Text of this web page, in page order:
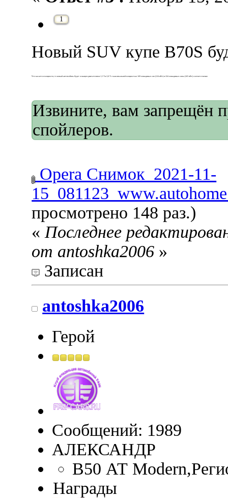
1
Новый SUV купе B70S
Что касается мощности, то новый автомобиль будет оснащен двигателями 1,5 Т и 2,0 Т с максимальной мощностью 169 лошадиных сил (124 кВт) и 224 лошадиных силы (165 кВт) соответственно
Извините, вам запрещён
спойлеров.
Opera Снимок_2021-11-
просмотрено 148 раз.)
« Последнее
от antoshka2006 »
Записан
antoshka2006
Герой
Сообщений: 1989
АЛЕКСАНДР
B50 АТ
Награды